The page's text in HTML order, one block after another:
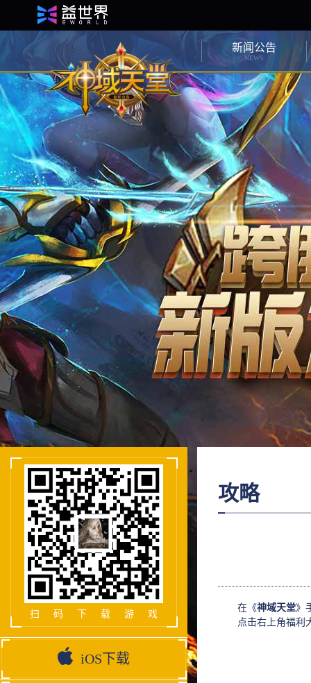
新闻公告
NEWS
扫码下载游戏
iOS下载
攻略
在《神域天堂》
点击右上角福利大